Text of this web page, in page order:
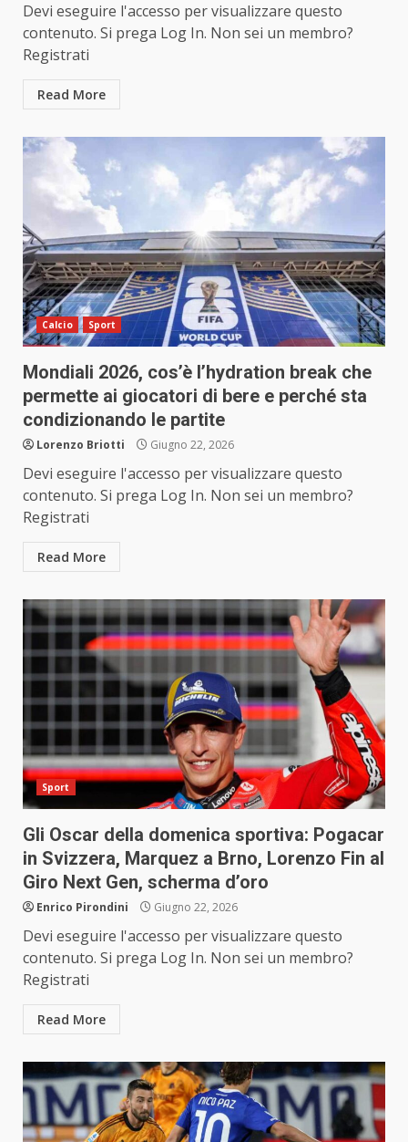
Devi eseguire l'accesso per visualizzare questo
contenuto. Si prega Log In. Non sei un membro?
Registrati
Read More
Calcio Sport
Mondiali 2026, cos’è l’hydration break che
permette ai giocatori di bere e perché sta
condizionando le partite
Lorenzo Briotti Giugno 22, 2026
Devi eseguire l'accesso per visualizzare questo
contenuto. Si prega Log In. Non sei un membro?
Registrati
Read More
Sport
Gli Oscar della domenica sportiva: Pogacar
in Svizzera, Marquez a Brno, Lorenzo Fin al
Giro Next Gen, scherma d’oro
Enrico Pirondini Giugno 22, 2026
Devi eseguire l'accesso per visualizzare questo
contenuto. Si prega Log In. Non sei un membro?
Registrati
Read More